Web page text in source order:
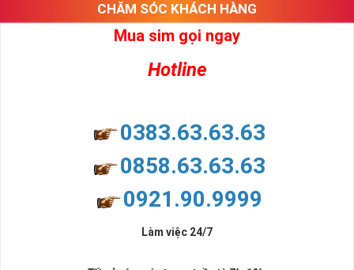
CHĂM SÓC KHÁCH HÀNG
Mua sim gọi ngay
Hotline
0383.63.63.63
0858.63.63.63
0921.90.9999
Làm việc 24/7